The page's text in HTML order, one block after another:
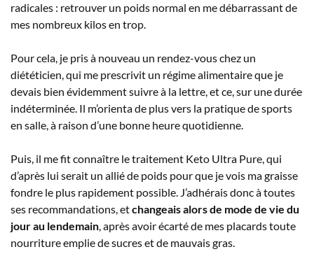
radicales : retrouver un poids normal en me débarrassant de
mes nombreux kilos en trop.
Pour cela, je pris à nouveau un rendez-vous chez un
diététicien, qui me prescrivit un régime alimentaire que je
devais bien évidemment suivre à la lettre, et ce, sur une durée
indéterminée. Il m’orienta de plus vers la pratique de sports
en salle, à raison d’une bonne heure quotidienne.
Puis, il me fit connaître le traitement Keto Ultra Pure, qui
d’après lui serait un allié de poids pour que je vois ma graisse
fondre le plus rapidement possible. J’adhérais donc à toutes
ses recommandations, etchangeais alors de mode de vie du
jour au lendemain, après avoir écarté de mes placards toute
nourriture emplie de sucres et de mauvais gras.